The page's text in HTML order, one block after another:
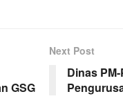
GSG
Next Post
Dinas